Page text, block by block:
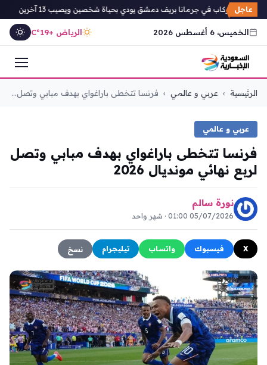
عاجل
حافلة ركاب في جرمانا بريف دمشق يودي بحياة شخصين ويصيب 13 آخرين
الخميس، 6 أغسطس 2026 الرياض +19°C
التجاوز
الرئيسية › عربي و عالمي › فرنسا تتخطى باراغواي بهدف مبابي وتصل...
عربي و عالمي
فرنسا تتخطى باراغواي بهدف مبابي وتصل
لربع نهائي مونديال 2026
نورة سالم
05/07/2026 01:00 · شهر واحد
X فيسبوك واتساب تيليجرام نسخ